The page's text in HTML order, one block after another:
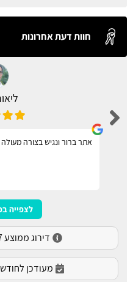
חוות דעת אחרונות
אתר ברור ונגיש בצורה
לצפייה
דירוג ממוצע 4.7 לפי 418 דירוגים
מעודכן לחודש